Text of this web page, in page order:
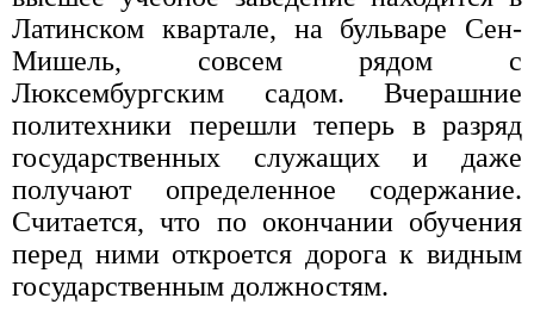
Латинском квартале, на бульваре Сен-
Мишель, совсем рядом с
Люксембургским садом. Вчерашние
политехники перешли теперь в разряд
государственных служащих и даже
получают определенное содержание.
Считается, что по окончании обучения
перед ними откроется дорога к видным
государственным должностям.